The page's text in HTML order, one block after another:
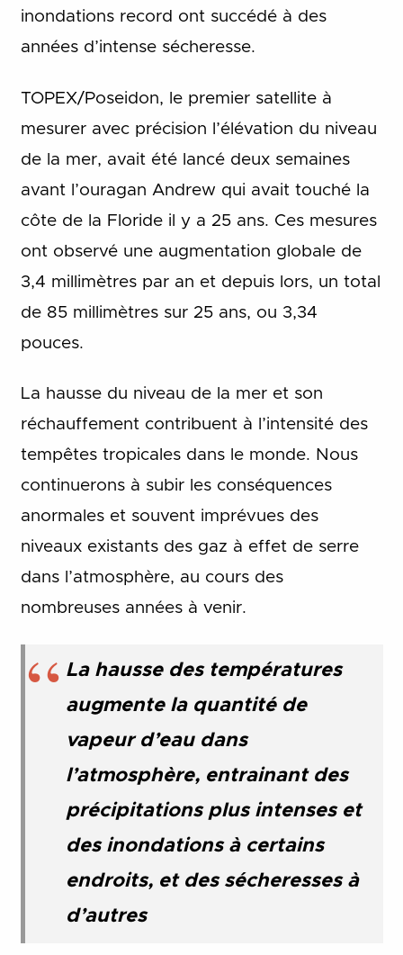
inondations record ont succédé à des
années d’intense sécheresse.
TOPEX/Poseidon, le premier satellite à
mesurer avec précision l’élévation du niveau
de la mer, avait été lancé deux semaines
avant l’ouragan Andrew qui avait touché la
côte de la Floride il y a 25 ans. Ces mesures
ont observé une augmentation globale de
3,4 millimètres par an et depuis lors, un total
de 85 millimètres sur 25 ans, ou 3,34
pouces.
La hausse du niveau de la mer et son
réchauffement contribuent à l’intensité des
tempêtes tropicales dans le monde. Nous
continuerons à subir les conséquences
anormales et souvent imprévues des
niveaux existants des gaz à effet de serre
dans l’atmosphère, au cours des
nombreuses années à venir.
La hausse des températures
augmente la quantité de
vapeur d’eau dans
l’atmosphère, entrainant des
précipitations plus intenses et
des inondations à certains
endroits, et des sécheresses à
d’autres